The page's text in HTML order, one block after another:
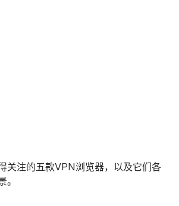
关注的五款VPN浏览器，以及它们各